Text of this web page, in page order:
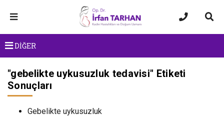
DİĞER
"gebelikte uykusuzluk tedavisi" Etiketi
Sonuçları
Gebelikte uykusuzluk